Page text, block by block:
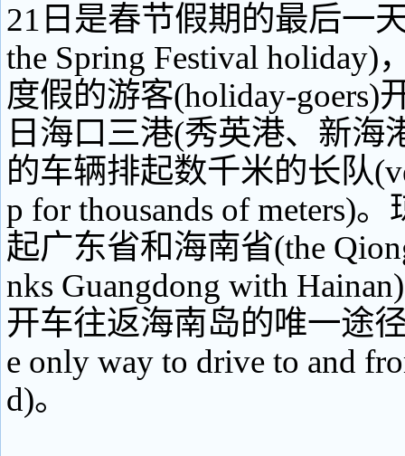
21日是春节假期的最后一
the Spring Festival holiday)
度假的游客(holiday-goers)
日海口三港(秀英港、新海
的车辆排起数千米的长队
p for thousands of meters)
起广东省和海南省(the
nks Guangdong with
开车往返海南岛的唯一途
e only way to drive to and
d)。